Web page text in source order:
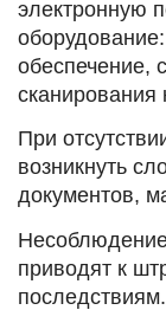
электронную
обеспечение,
сканирования
При
возникнуть
документов,
приводят к